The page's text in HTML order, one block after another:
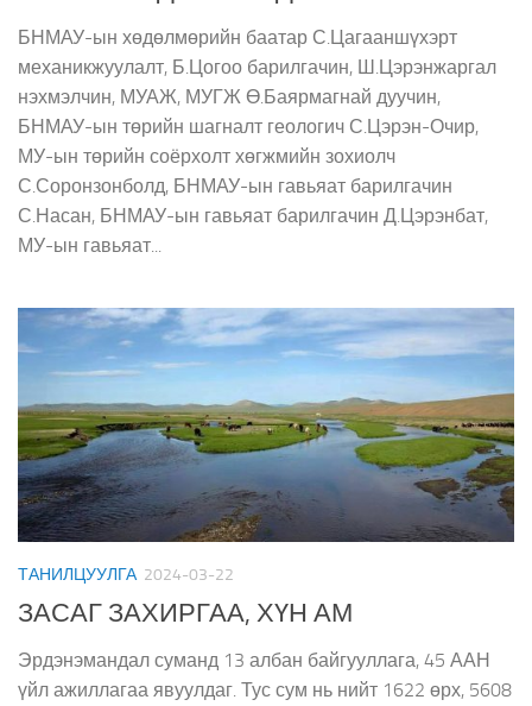
БНМАУ-ын хөдөлмөрийн баатар С.Цагааншүхэрт
механикжуулалт, Б.Цогоо барилгачин, Ш.Цэрэнжаргал
нэхмэлчин, МУАЖ, МУГЖ Ө.Баярмагнай дуучин,
БНМАУ-ын төрийн шагналт геологич С.Цэрэн-Очир,
МУ-ын төрийн соёрхолт хөгжмийн зохиолч
С.Соронзонболд, БНМАУ-ын гавьяат барилгачин
С.Насан, БНМАУ-ын гавьяат барилгачин Д.Цэрэнбат,
МУ-ын гавьяат...
ТАНИЛЦУУЛГА 2024-03-22
ЗАСАГ ЗАХИРГАА, ХҮН АМ
Эрдэнэмандал суманд 13 албан байгууллага, 45 ААН
үйл ажиллагаа явуулдаг. Тус сум нь нийт 1622 өрх, 5608